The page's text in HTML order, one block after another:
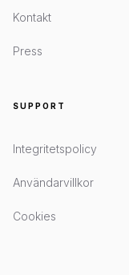
Kontakt
Press
SUPPORT
Integritetspolicy
Användarvillkor
Cookies